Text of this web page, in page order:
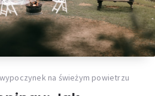
na świeżym powietrzu